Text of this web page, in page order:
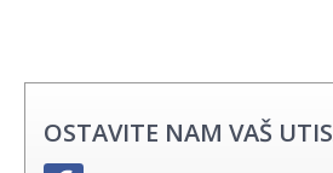
OSTAVITE NAM VAŠ